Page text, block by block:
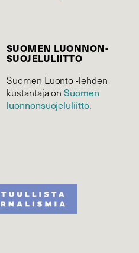
SUOMEN LUONNON­
SUOJELU­LIITTO
Suomen Luonto -lehden
kustantaja onSuomen
luonnonsuojelu­liitto.